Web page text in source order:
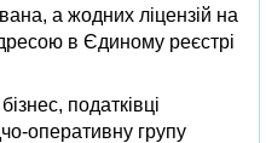
а жодних ліцензій на
в Єдиному реєстрі
податківці
оперативну групу